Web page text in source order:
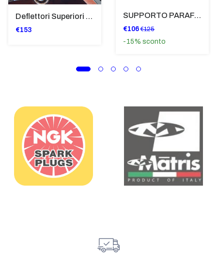
Deflettori Superiori Alette Frangivento Bmw K 1600 Gtl (2017>) - Bugger - Grand America Fumè Scuro - SP8023-FS-K1600GTL
€153
SUPPORTO PARAFANGO POSTERIORE BMW F900XR
€106 €125
-15% sconto